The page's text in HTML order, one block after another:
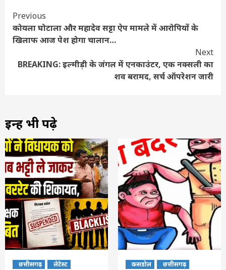
Continue
Reading
Previous
कोयला घोटाला और महादेव सट्टा ऐप मामले में आरोपियों के
खिलाफ आज पेश होगा चालान…
Next
BREAKING: इल्मीड़ी के जंगल में एनकाउंटर, एक नक्सली का
शव बरामद, सर्च ऑपरेशन जारी
इन्हें भी पढ़े
छत्तीसगढ़ लेटेस्ट कसडोल
छत्तीसगढ़